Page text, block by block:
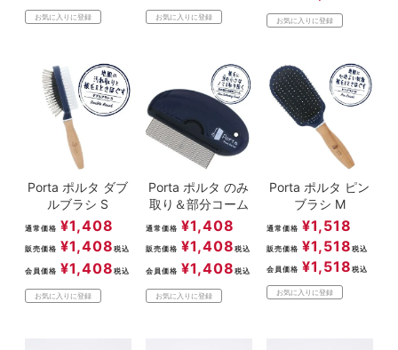
お気に入りに登録 お気に入りに登録 お気に入りに登録
Porta ポルタ ダブ
ルブラシ S
通常価格 ¥1,408
販売価格 ¥1,408 税込
会員価格 ¥1,408 税込
お気に入りに登録
Porta ポルタ のみ
取り＆部分コーム
通常価格 ¥1,408
販売価格 ¥1,408 税込
会員価格 ¥1,408 税込
お気に入りに登録
Porta ポルタ ピン
ブラシ M
通常価格 ¥1,518
販売価格 ¥1,518 税込
会員価格 ¥1,518 税込
お気に入りに登録